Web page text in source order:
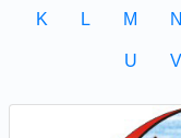
K L M N
U V